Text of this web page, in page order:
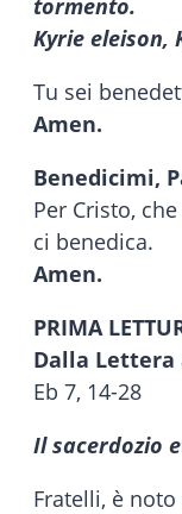
tormento.
Kyrie eleison,
Tu sei
Amen.
Benedicimi,
Per Cristo,
ci benedica.
Amen.
PRIMA
Dalla Lettera
Eb 7, 14-28
Il sacerdozio
Fratelli, è